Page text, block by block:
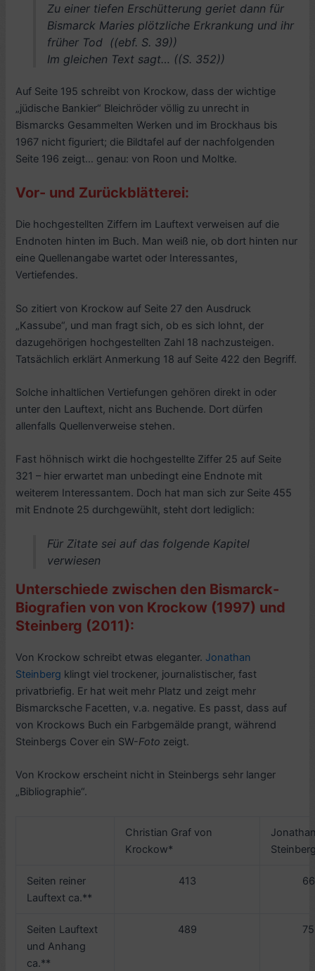
Zu einer tiefen Erschütterung geriet dann für
Bismarck Maries plötzliche Erkrankung und ihr
früher Tod ((ebf. S. 39))
Im gleichen Text sagt… ((S. 352))
Auf Seite 195 schreibt von Krockow, dass der wichtige
„jüdische Bankier“ Bleichröder völlig zu unrecht in
Bismarcks Gesammelten Werken und im Brockhaus bis
1967 nicht figuriert; die Bildtafel auf der nachfolgenden
Seite 196 zeigt… genau: von Roon und Moltke.
Vor- und Zurückblätterei:
Die hochgestellten Ziffern im Lauftext verweisen auf die
Endnoten hinten im Buch. Man weiß nie, ob dort hinten nur
eine Quellenangabe wartet oder Interessantes,
Vertiefendes.
So zitiert von Krockow auf Seite 27 den Ausdruck
„Kassube“, und man fragt sich, ob es sich lohnt, der
dazugehörigen hochgestellten Zahl 18 nachzusteigen.
Tatsächlich erklärt Anmerkung 18 auf Seite 422 den Begriff.
Solche inhaltlichen Vertiefungen gehören direkt in oder
unter den Lauftext, nicht ans Buchende. Dort dürfen
allenfalls Quellenverweise stehen.
Fast höhnisch wirkt die hochgestellte Ziffer 25 auf Seite
321 – hier erwartet man unbedingt eine Endnote mit
weiterem Interessantem. Doch hat man sich zur Seite 455
mit Endnote 25 durchgewühlt, steht dort lediglich:
Für Zitate sei auf das folgende Kapitel
verwiesen
Unterschiede zwischen den Bismarck-
Biografien von von Krockow (1997) und
Steinberg (2011):
Von Krockow schreibt etwas eleganter. Jonathan
Steinberg klingt viel trockener, journalistischer, fast
privatbriefig. Er hat weit mehr Platz und zeigt mehr
Bismarcksche Facetten, v.a. negative. Es passt, dass auf
von Krockows Buch ein Farbgemälde prangt, während
Steinbergs Cover ein SW-Foto zeigt.
Von Krockow erscheint nicht in Steinbergs sehr langer
„Bibliographie“.
Christian Graf von
Krockow*
Seiten reiner
Lauftext ca.**
413
Seiten Lauftext
und Anhang
ca.**
489